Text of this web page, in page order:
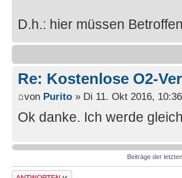
D.h.: hier müssen
Re: Kostenlose O2-
von Purito » Di 11. Okt 2016, 10:36
Ok danke. Ich werde
Beiträge der
Antwort erstellen